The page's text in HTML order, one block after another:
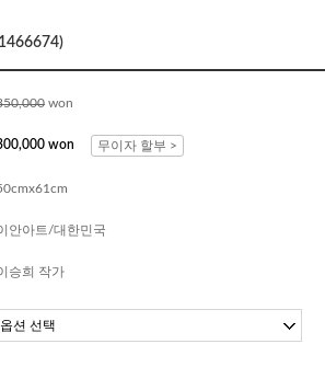
won
won 무이자 할부 >
안아트/대한민국
승희 작가